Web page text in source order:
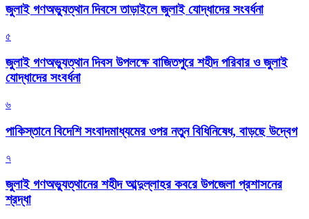
জুলাই গণঅভ্যুত্থান দিবসে তাড়াইলে জুলাই যোদ্ধাদের সংবর্ধনা
৫
জুলাই গণঅভ্যুত্থান দিবস উপলক্ষে বাজিতপুরে শহীদ পরিবার ও জুলাই
যোদ্ধাদের সংবর্ধনা
৬
পাকিস্তানে বিদেশি সংবাদমাধ্যমের ওপর নতুন বিধিনিষেধ, বাড়ছে উদ্বেগ
৭
জুলাই গণঅভ্যুত্থানের শহীদ আব্দুল্লাহর কবরে উপজেলা প্রশাসনের
শ্রদ্ধা